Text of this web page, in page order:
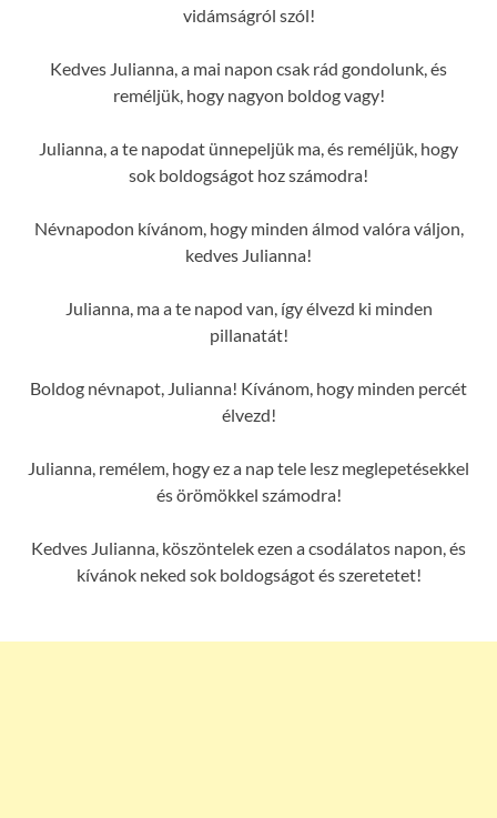
vidámságról szól!
Kedves Julianna, a mai napon csak rád gondolunk, és
reméljük, hogy nagyon boldog vagy!
Julianna, a te napodat ünnepeljük ma, és reméljük, hogy
sok boldogságot hoz számodra!
Névnapodon kívánom, hogy minden álmod valóra váljon,
kedves Julianna!
Julianna, ma a te napod van, így élvezd ki minden
pillanatát!
Boldog névnapot, Julianna! Kívánom, hogy minden percét
élvezd!
Julianna, remélem, hogy ez a nap tele lesz meglepetésekkel
és örömökkel számodra!
Kedves Julianna, köszöntelek ezen a csodálatos napon, és
kívánok neked sok boldogságot és szeretetet!